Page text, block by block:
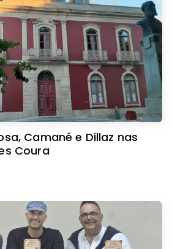
Camané e Dillaz nas
Coura